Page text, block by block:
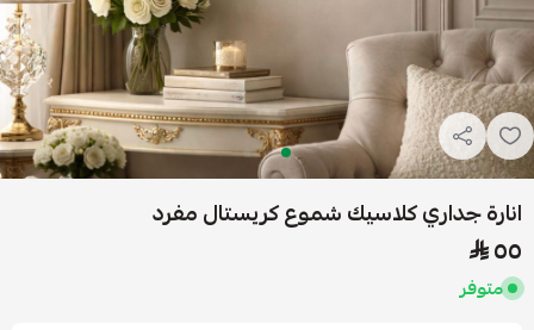
انارة جداري كلاسيك شموع كريستال مفرد
٥٥
متوفر